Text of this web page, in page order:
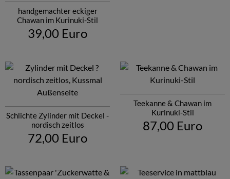
handgemachter eckiger
Chawan im Kurinuki-Stil
39,00 Euro
Schlichte Zylinder mit Deckel -
nordisch zeitlos
72,00 Euro
Teekanne & Chawan im
Kurinuki-Stil
87,00 Euro